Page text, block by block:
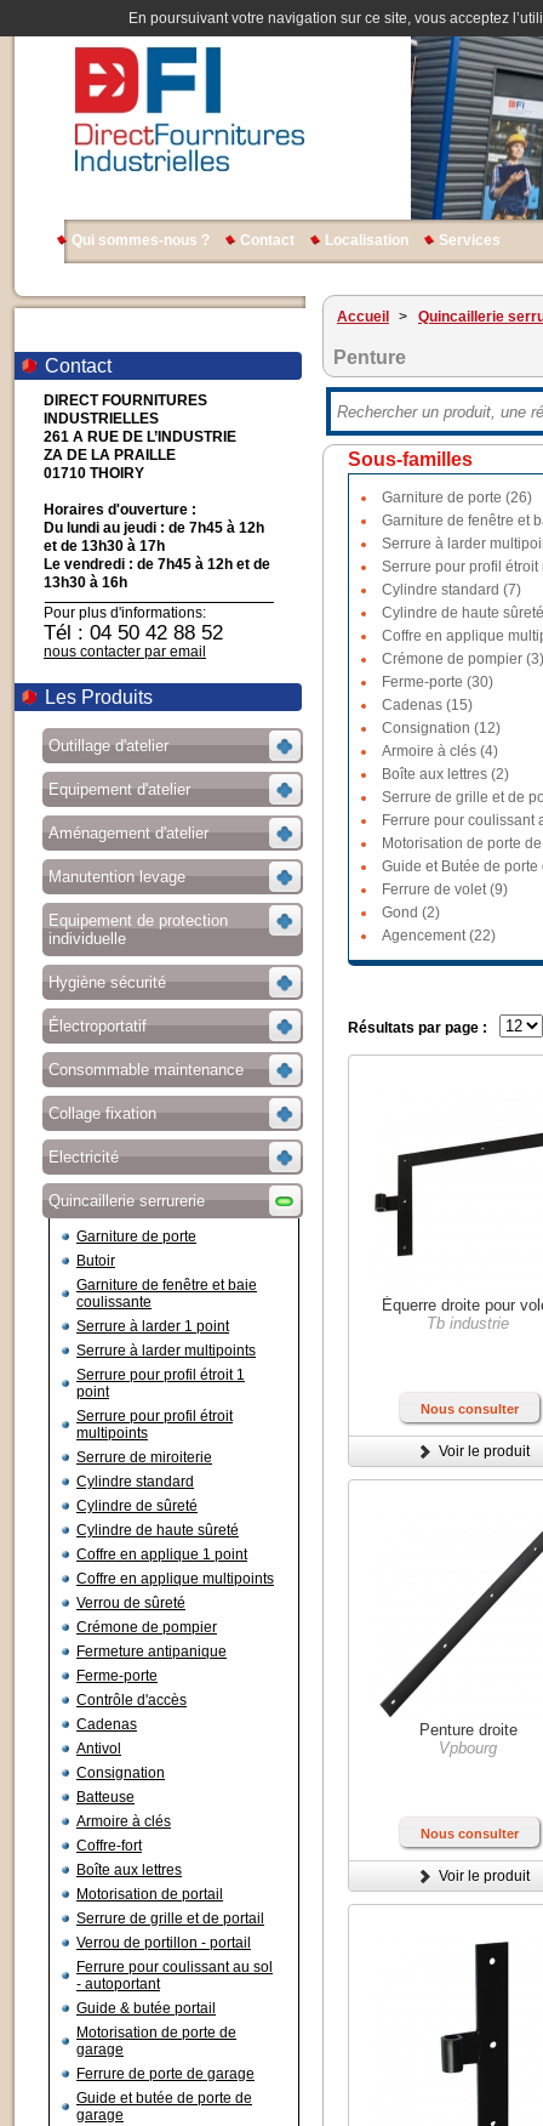
En poursuivant votre navigation sur ce site, vous acceptez
Qui sommes-nous ? Contact Localisation Services
Contact
DIRECT FOURNITURES
INDUSTRIELLES
261 A RUE DE L’INDUSTRIE
ZA DE LA PRAILLE
01710 THOIRY
Horaires d'ouverture :
Du lundi au jeudi : de 7h45 à 12h
et de 13h30 à 17h
Le vendredi : de 7h45 à 12h et de
13h30 à 16h
Pour plus d'informations:
Tél : 04 50 42 88 52
nous contacter par email
Les Produits
Outillage d'atelier
Equipement d'atelier
Aménagement d'atelier
Manutention levage
Equipement de protection
individuelle
Hygiène sécurité
Électroportatif
Consommable maintenance
Collage fixation
Electricité
Quincaillerie serrurerie
Garniture de porte
Butoir
Garniture de fenêtre et baie
coulissante
Serrure à larder 1 point
Serrure à larder multipoints
Serrure pour profil étroit 1
point
Serrure pour profil étroit
multipoints
Serrure de miroiterie
Cylindre standard
Cylindre de sûreté
Cylindre de haute sûreté
Coffre en applique 1 point
Coffre en applique multipoints
Verrou de sûreté
Crémone de pompier
Fermeture antipanique
Ferme-porte
Contrôle d'accès
Cadenas
Antivol
Consignation
Batteuse
Armoire à clés
Coffre-fort
Boîte aux lettres
Motorisation de portail
Serrure de grille et de portail
Verrou de portillon - portail
Ferrure pour coulissant au sol
- autoportant
Guide & butée portail
Motorisation de porte de
garage
Ferrure de porte de garage
Guide et butée de porte de
garage
Accueil > Quincaillerie
Penture
Sous-familles
Garniture de porte (26)
Garniture de fenêtre et
Serrure à larder
Serrure pour profil étroit
Cylindre standard (7)
Cylindre de haute
Coffre en applique
Crémone de pompier (3)
Ferme-porte (30)
Cadenas (15)
Consignation (12)
Armoire à clés (4)
Boîte aux lettres (2)
Serrure de grille et de
Ferrure pour coulissant
Motorisation de porte
Guide et Butée de
Ferrure de volet (9)
Gond (2)
Agencement (22)
Résultats par page :
Équerre droite pour
Tb industrie
Nous consulter
Voir le produit
Penture droite
Vpbourg
Nous consulter
Voir le produit